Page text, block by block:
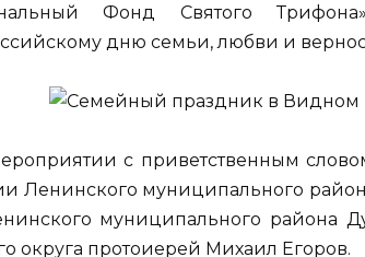
Фонд Святого
дню семьи, любви и
с приветственным
Ленинского муниципального
муниципального района
округа протоиерей Михаил Егоров.